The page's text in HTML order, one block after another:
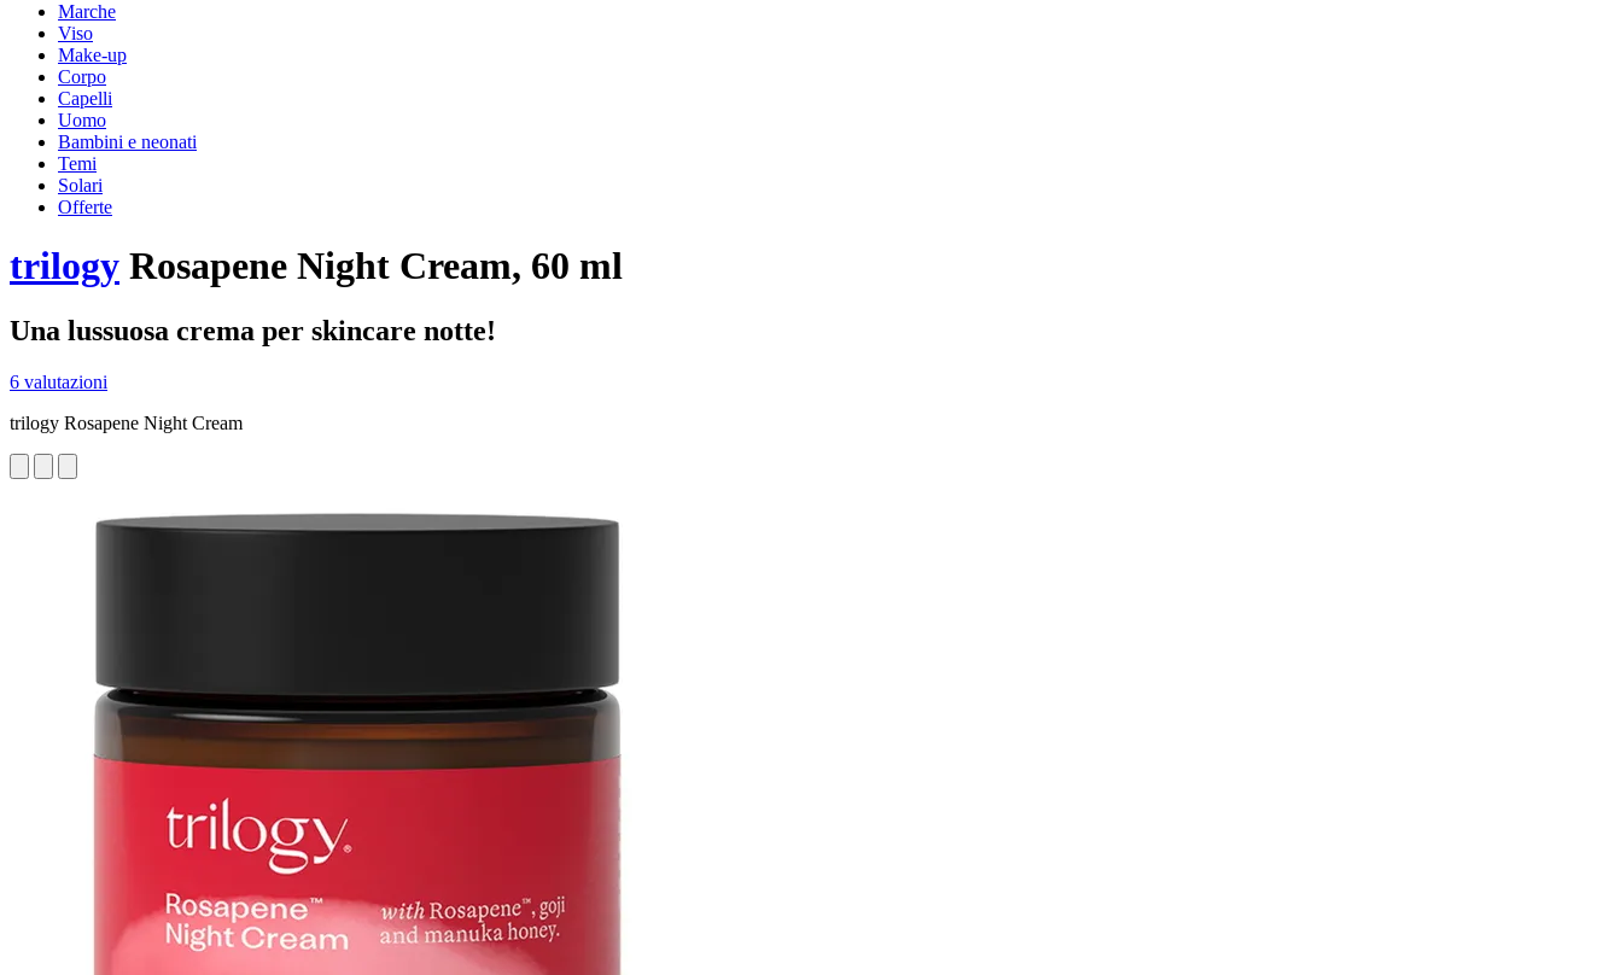
Marche
Viso
Make-up
Corpo
Capelli
Uomo
Bambini e neonati
Temi
Solari
Offerte
trilogy Rosapene Night Cream, 60 ml
Una lussuosa crema per skincare notte!
6 valutazioni
trilogy Rosapene Night Cream